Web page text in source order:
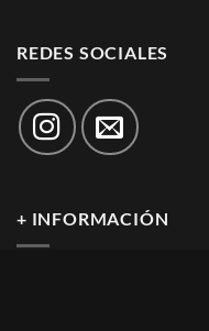
REDES SOCIALES
+ INFORMACIÓN